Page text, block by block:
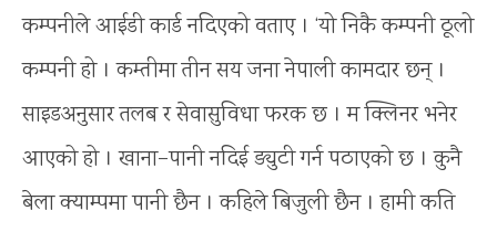
कम्पनीले आईडी कार्ड नदिएको वताए । ‘यो निकै कम्पनी ठूलो
कम्पनी हो । कम्तीमा तीन सय जना नेपाली कामदार छन् ।
साइडअनुसार तलब र सेवासुविधा फरक छ । म क्लिनर भनेर
आएको हो । खाना–पानी नदिई ड्युटी गर्न पठाएको छ । कुनै
बेला क्याम्पमा पानी छैन । कहिले बिजुली छैन । हामी कति